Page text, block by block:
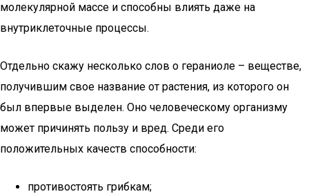
молекулярной массе и способны влиять даже на
внутриклеточные процессы.
Отдельно скажу несколько слов о гераниоле – веществе,
получившим свое название от растения, из которого он
был впервые выделен. Оно человеческому организму
может причинять пользу и вред. Среди его
положительных качеств способности:
противостоять грибкам;